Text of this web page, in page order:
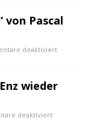
von Pascal
deaktiviert
wieder
deaktiviert